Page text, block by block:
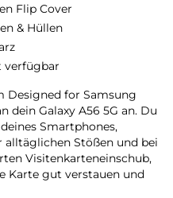
Flip Cover
& Hüllen
verfügbar
Designed for Samsung
dein Galaxy A56 5G an. Du
Smartphones,
alltäglichen Stößen und bei
Visitenkarteneinschub,
Karte gut verstauen und